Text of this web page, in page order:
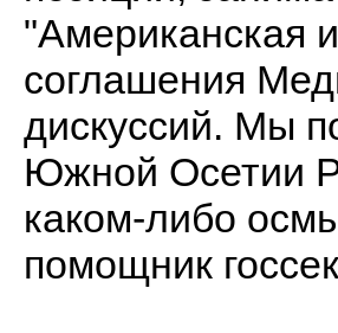
"Американская
соглашения
дискуссий. Мы
Южной Осетии
каком-либо
помощник